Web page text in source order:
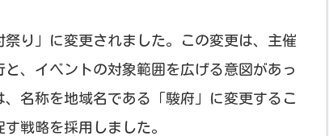
り」に変更されました。この変更は、主催
、イベントの対象範囲を広げる意図があっ
名称を地域名である「駿府」に変更するこ
戦略を採用しました。